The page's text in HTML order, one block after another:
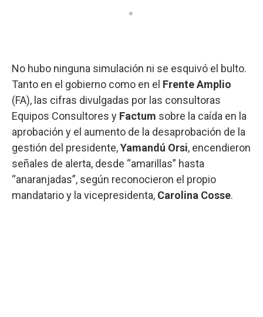
No hubo ninguna simulación ni se esquivó el bulto.
Tanto en el gobierno como en el Frente Amplio
(FA), las cifras divulgadas por las consultoras
Equipos Consultores y Factum sobre la caída en la
aprobación y el aumento de la desaprobación de la
gestión del presidente,Yamandú Orsi, encendieron
señales de alerta, desde “amarillas” hasta
“anaranjadas”, según reconocieron el propio
mandatario y la vicepresidenta, Carolina Cosse.